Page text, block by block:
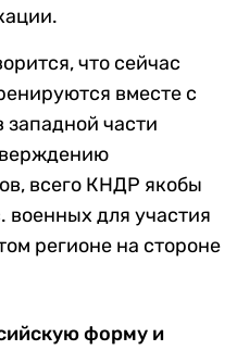
что сейчас
вместе с
части
всего КНДР якобы
военных для участия
регионе на стороне
форму и